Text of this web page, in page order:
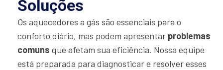
Soluções
Os aquecedores a gás são essenciais para o
conforto diário, mas podem apresentar problemas
comuns que afetam sua eficiência. Nossa equipe
está preparada para diagnosticar e resolver esses